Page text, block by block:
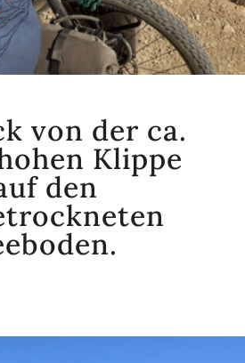
von der ca.
Klippe
den